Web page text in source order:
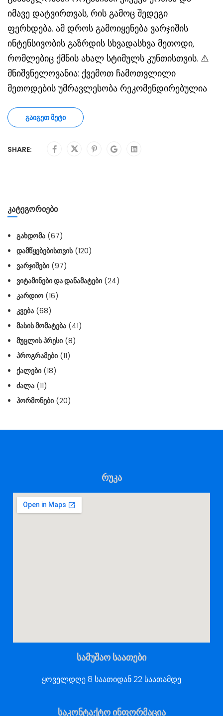
იმავე დატვირთვას, რის გამოც შედეგი
ფერხდება. ამ დროს გამოიყენება ვარჯიშის
ინტენსივობის გაზრდის სხვადასხვა მეთოდი,
რომლებიც ქმნის ახალ სტიმულს კუნთისთვის. ⚠️
მნიშვნელოვანია: ქვემოთ ჩამოთვლილი
მეთოდების უმრავლესობა რეკომენდირებულია
ᲒᲐᲘᲒᲔᲗ ᲛᲔᲢᲘ
SHARE:
ᲙᲐᲢᲔᲒᲝᲠᲘᲔᲑᲘ
ᲒᲐᲮᲓᲝᲛᲐ (67)
ᲓᲐᲛᲬᲧᲔᲑᲔᲑᲘᲡᲗᲕᲘᲡ(120)
ᲕᲐᲠᲯᲘᲨᲔᲑᲘ (97)
ᲕᲘᲢᲐᲛᲘᲜᲔᲑᲘ ᲓᲐ ᲓᲐᲜᲐᲛᲐᲢᲔᲑᲘ (24)
ᲙᲐᲠᲓᲘᲝ (16)
ᲙᲕᲔᲑᲐ (68)
ᲛᲐᲡᲘᲡ ᲛᲝᲛᲐᲢᲔᲑᲐ (41)
ᲛᲣᲪᲚᲘᲡ ᲞᲠᲔᲡᲘ (8)
ᲞᲠᲝᲒᲠᲐᲛᲔᲑᲘ (11)
ᲥᲐᲚᲔᲑᲘ (18)
ᲫᲐᲚᲐ (11)
ᲰᲝᲠᲛᲝᲜᲔᲑᲘ (20)
რუკა
სამუშაო საათები
ყოველდღე 8 საათიდან 22 საათამდე
საკონტაქტო ინფორმაცია